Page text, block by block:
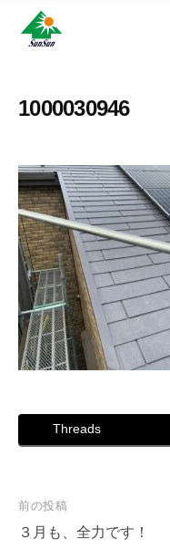
サ
サ
フ
ォ
ー
ム
株
式
会
社
神
県
大
に
あ
る
外
壁
塗
装
専
門
店
1000030946
Threads
投
稿
前の投稿
３月も、全力です！
・
サ
フ
ム
株
式
会
社